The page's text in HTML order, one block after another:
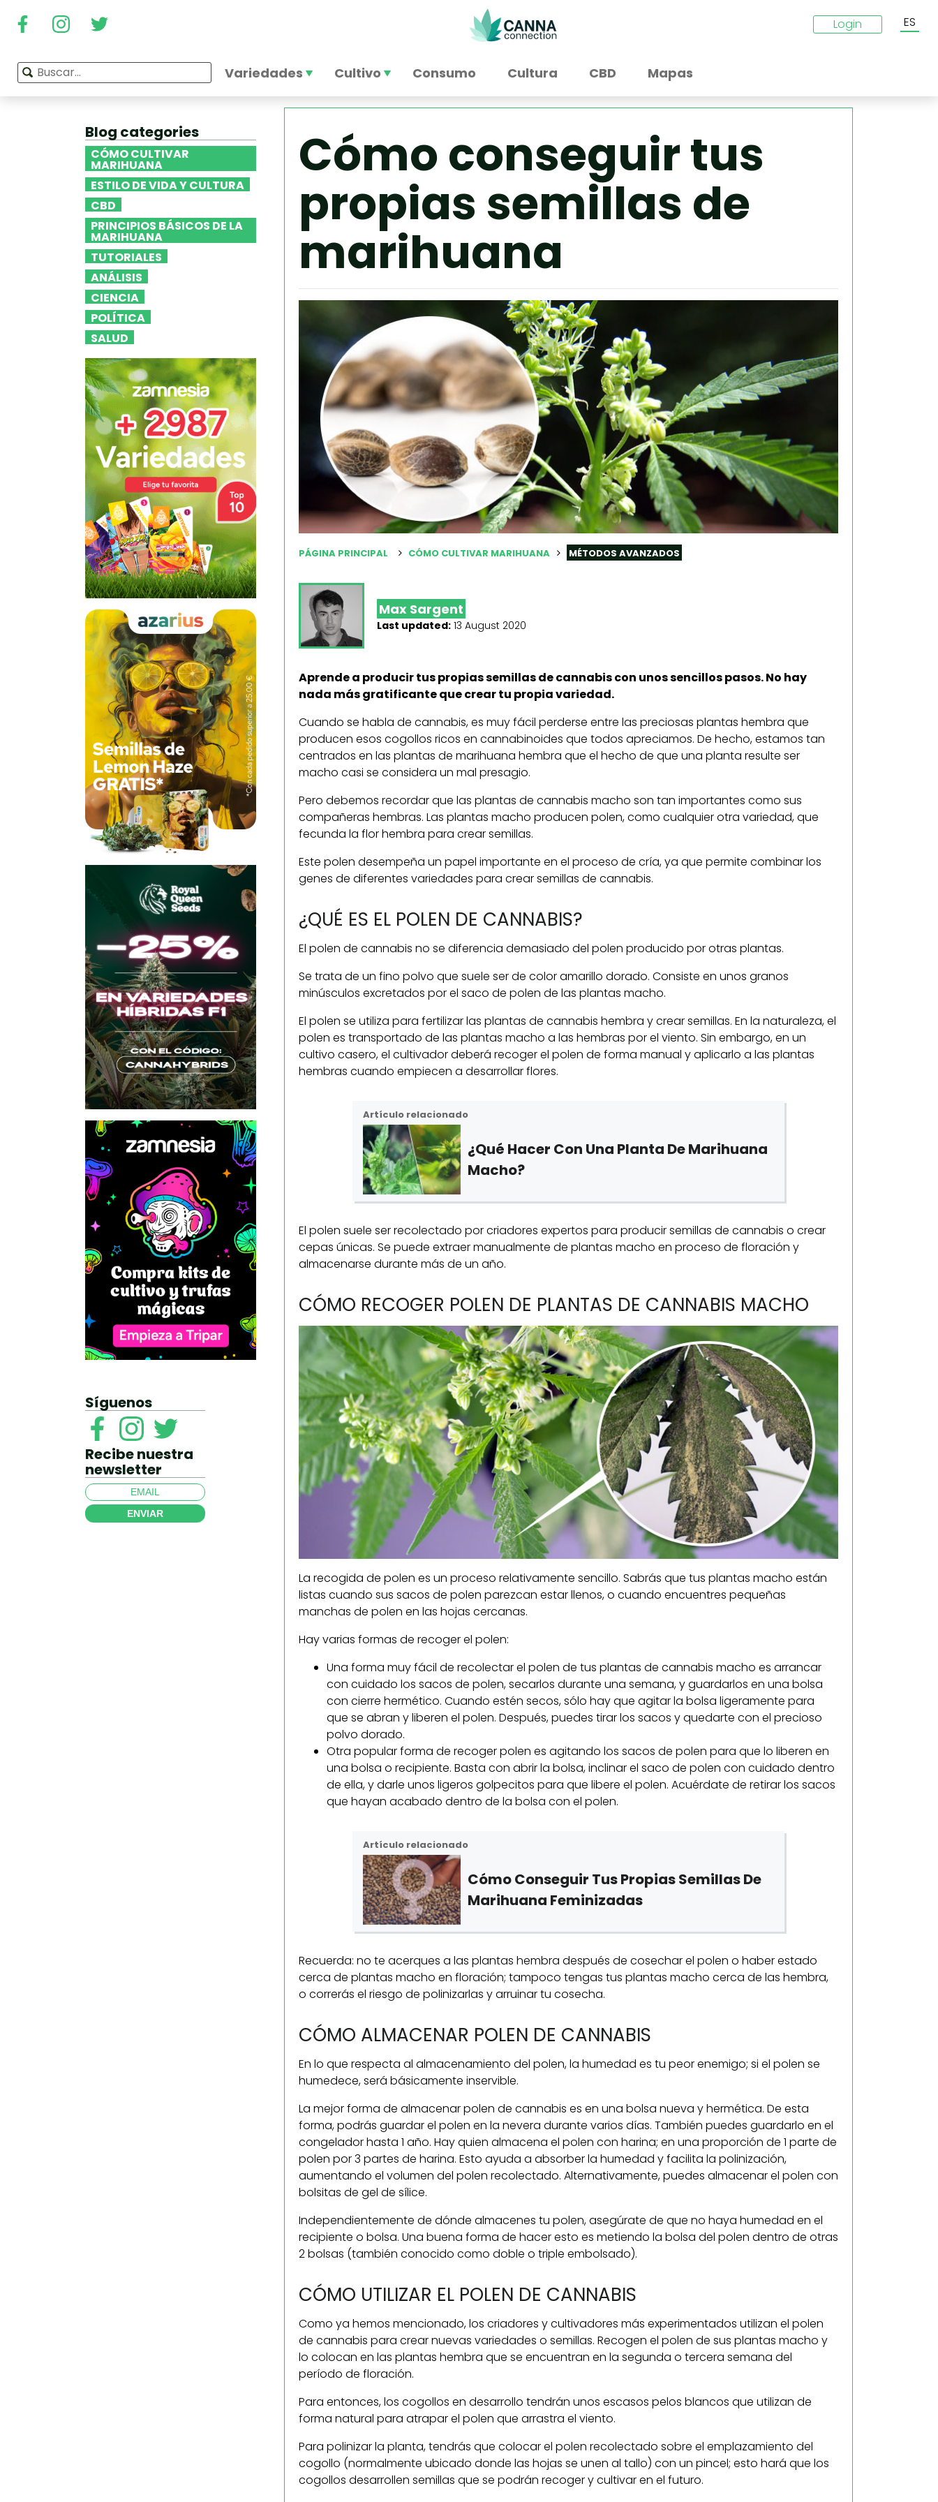
Login ES
Variedades Cultivo Consumo Cultura CBD Mapas
Blog categories
CÓMO CULTIVAR
MARIHUANA
ESTILO DE VIDA Y CULTURA
CBD
PRINCIPIOS BÁSICOS DE LA
MARIHUANA
TUTORIALES
ANÁLISIS
CIENCIA
POLÍTICA
SALUD
Síguenos
Recibe nuestra
newsletter
ENVIAR
Cómo conseguir tus
propias semillas de
marihuana
PÁGINA PRINCIPAL CÓMO CULTIVAR MARIHUANA MÉTODOS AVANZADOS
Max Sargent
Last updated: 13 August 2020
Aprende a producir tus propias semillas de cannabis con unos sencillos pasos. No hay
nada más gratificante que crear tu propia variedad.
Cuando se habla de cannabis, es muy fácil perderse entre las preciosas plantas hembra que
producen esos cogollos ricos en cannabinoides que todos apreciamos. De hecho, estamos tan
centrados en las plantas de marihuana hembra que el hecho de que una planta resulte ser
macho casi se considera un mal presagio.
Pero debemos recordar que las plantas de cannabis macho son tan importantes como sus
compañeras hembras. Las plantas macho producen polen, como cualquier otra variedad, que
fecunda la flor hembra para crear semillas.
Este polen desempeña un papel importante en el proceso de cría, ya que permite combinar los
genes de diferentes variedades para crear semillas de cannabis.
¿QUÉ ES EL POLEN DE CANNABIS?
El polen de cannabis no se diferencia demasiado del polen producido por otras plantas.
Se trata de un fino polvo que suele ser de color amarillo dorado. Consiste en unos granos
minúsculos excretados por el saco de polen de las plantas macho.
El polen se utiliza para fertilizar las plantas de cannabis hembra y crear semillas. En la naturaleza, el
polen es transportado de las plantas macho a las hembras por el viento. Sin embargo, en un
cultivo casero, el cultivador deberá recoger el polen de forma manual y aplicarlo a las plantas
hembras cuando empiecen a desarrollar flores.
Artículo relacionado
¿Qué Hacer Con Una Planta De Marihuana
Macho?
El polen suele ser recolectado por criadores expertos para producir semillas de cannabis o crear
cepas únicas. Se puede extraer manualmente de plantas macho en proceso de floración y
almacenarse durante más de un año.
CÓMO RECOGER POLEN DE PLANTAS DE CANNABIS MACHO
La recogida de polen es un proceso relativamente sencillo. Sabrás que tus plantas macho están
listas cuando sus sacos de polen parezcan estar llenos, o cuando encuentres pequeñas
manchas de polen en las hojas cercanas.
Hay varias formas de recoger el polen:
Una forma muy fácil de recolectar el polen de tus plantas de cannabis macho es arrancar
con cuidado los sacos de polen, secarlos durante una semana, y guardarlos en una bolsa
con cierre hermético. Cuando estén secos, sólo hay que agitar la bolsa ligeramente para
que se abran y liberen el polen. Después, puedes tirar los sacos y quedarte con el precioso
polvo dorado.
Otra popular forma de recoger polen es agitando los sacos de polen para que lo liberen en
una bolsa o recipiente. Basta con abrir la bolsa, inclinar el saco de polen con cuidado dentro
de ella, y darle unos ligeros golpecitos para que libere el polen. Acuérdate de retirar los sacos
que hayan acabado dentro de la bolsa con el polen.
Artículo relacionado
Cómo Conseguir Tus Propias Semillas De
Marihuana Feminizadas
Recuerda: no te acerques a las plantas hembra después de cosechar el polen o haber estado
cerca de plantas macho en floración; tampoco tengas tus plantas macho cerca de las hembra,
o correrás el riesgo de polinizarlas y arruinar tu cosecha.
CÓMO ALMACENAR POLEN DE CANNABIS
En lo que respecta al almacenamiento del polen, la humedad es tu peor enemigo; si el polen se
humedece, será básicamente inservible.
La mejor forma de almacenar polen de cannabis es en una bolsa nueva y hermética. De esta
forma, podrás guardar el polen en la nevera durante varios días. También puedes guardarlo en el
congelador hasta 1 año. Hay quien almacena el polen con harina; en una proporción de 1 parte de
polen por 3 partes de harina. Esto ayuda a absorber la humedad y facilita la polinización,
aumentando el volumen del polen recolectado. Alternativamente, puedes almacenar el polen con
bolsitas de gel de sílice.
Independientemente de dónde almacenes tu polen, asegúrate de que no haya humedad en el
recipiente o bolsa. Una buena forma de hacer esto es metiendo la bolsa del polen dentro de otras
2 bolsas (también conocido como doble o triple embolsado).
CÓMO UTILIZAR EL POLEN DE CANNABIS
Como ya hemos mencionado, los criadores y cultivadores más experimentados utilizan el polen
de cannabis para crear nuevas variedades o semillas. Recogen el polen de sus plantas macho y
lo colocan en las plantas hembra que se encuentran en la segunda o tercera semana del
período de floración.
Para entonces, los cogollos en desarrollo tendrán unos escasos pelos blancos que utilizan de
forma natural para atrapar el polen que arrastra el viento.
Para polinizar la planta, tendrás que colocar el polen recolectado sobre el emplazamiento del
cogollo (normalmente ubicado donde las hojas se unen al tallo) con un pincel; esto hará que los
cogollos desarrollen semillas que se podrán recoger y cultivar en el futuro.